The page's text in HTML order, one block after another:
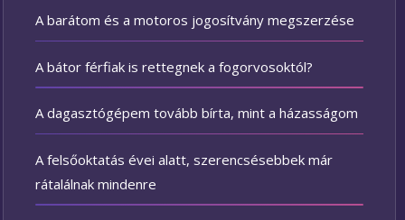
A barátom és a motoros jogosítvány megszerzése
A bátor férfiak is rettegnek a fogorvosoktól?
A dagasztógépem tovább bírta, mint a házasságom
A felsőoktatás évei alatt, szerencsésebbek már
rátalálnak mindenre